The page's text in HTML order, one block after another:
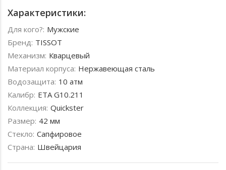
Характеристики:
Для кого?: Мужские
Бренд: TISSOT
Механизм: Кварцевый
Материал корпуса: Нержавеющая сталь
Водозащита: 10 атм
Калибр: ETA G10.211
Коллекция: Quickster
Размер: 42 мм
Стекло: Сапфировое
Страна: Швейцария